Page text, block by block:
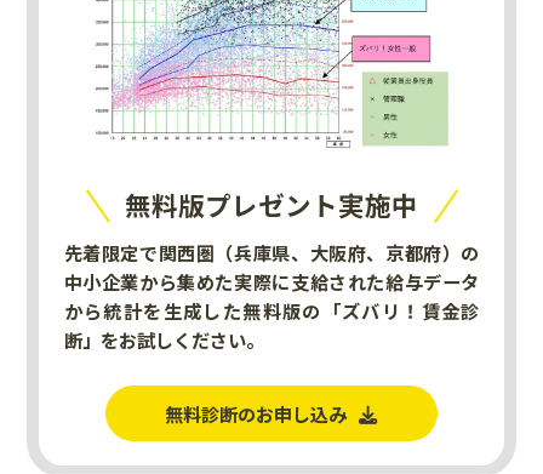
無料版プレゼント実施中
先着限定で関西圏（兵庫県、大阪府、京都府）の
中小企業から集めた実際に支給された給与データ
から統計を生成した無料版の「ズバリ！賃金診
断」をお試しください。
無料診断のお申し込み